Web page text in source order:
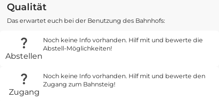
Qualität
Das erwartet euch bei der Benutzung des Bahnhofs:
Abstellen
Noch keine Info vorhanden. Hilf mit und bewerte die
Abstell-Möglichkeiten!
Zugang
Noch keine Info vorhanden. Hilf mit und bewerte den
Zugang zum Bahnsteig!